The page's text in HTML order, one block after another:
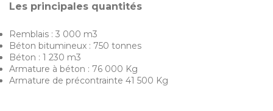
Les principales quantités
Remblais : 3 000 m3
Béton bitumineux : 750 tonnes
Béton : 1 230 m3
Armature à béton : 76 000 Kg
Armature de précontrainte 41 500 Kg